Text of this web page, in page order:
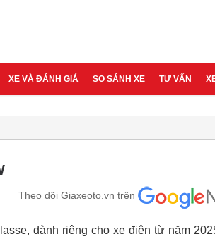
XE VÀ ĐÁNH GIÁ SO SÁNH XE TƯ VẤN
Theo dõi Giaxeoto.vn trên
dành riêng cho xe điện từ năm